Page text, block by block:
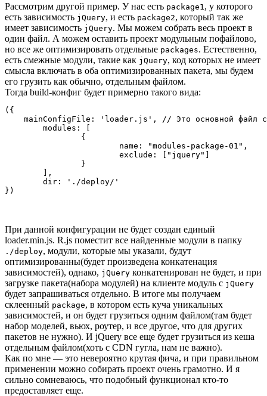
Рассмотрим другой пример. У нас есть package1 , у которого
есть зависимость jQuery, и есть package2, который так же
имеет зависимость jQuery. Мы можем собрать весь проект в
один файл. А можем оставить проект модульным пофайлово,
но все же оптимизировать отдельные packages. Естественно,
есть смежные модули, такие как jQuery, код которых не имеет
смысла включать в оба оптимизированных пакета, мы будем
его грузить как обычно, отдельным файлом.
Тогда build-конфиг будет примерно такого вида:
({
mainConfigFile: 'loader.js', // Это основной файл
При данной конфигурации не будет создан единый
loader.min.js. R.js поместит все найденные модули в папку
./deploy, модули, которые мы указали, будут
оптимизированны(будет произведена конкатенация
зависимостей), однако, jQuery конкатенирован не будет, и при
загрузке пакета(набора модулей) на клиенте модуль с jQuery
будет запрашиваться отдельно. В итоге мы получаем
склеенный package, в котором есть куча уникальных
зависимостей, и он будет грузиться одним файлом(там будет
набор моделей, вьюх, роутер, и все другое, что для других
пакетов не нужно). И jQuery все еще будет грузиться из кеша
отдельным файлом(хоть с CDN гугла, нам не важно).
Как по мне — это невероятно крутая фича, и при правильном
применении можно собирать проект очень грамотно. И я
сильно сомневаюсь, что подобный функционал кто-то
предоставляет еще.